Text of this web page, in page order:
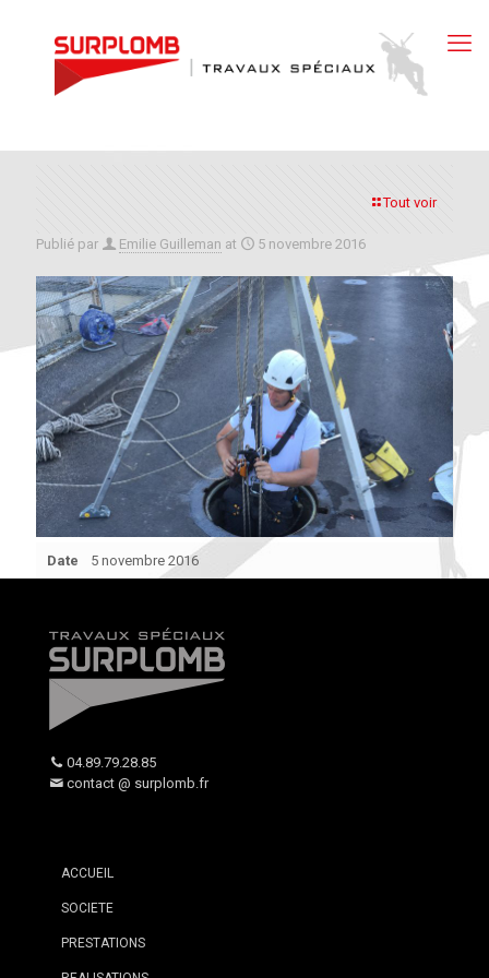
Tout voir
Publié par Emilie Guilleman at 5 novembre 2016
Date 5 novembre 2016
04.89.79.28.85
contact @ surplomb.fr
ACCUEIL
SOCIETE
PRESTATIONS